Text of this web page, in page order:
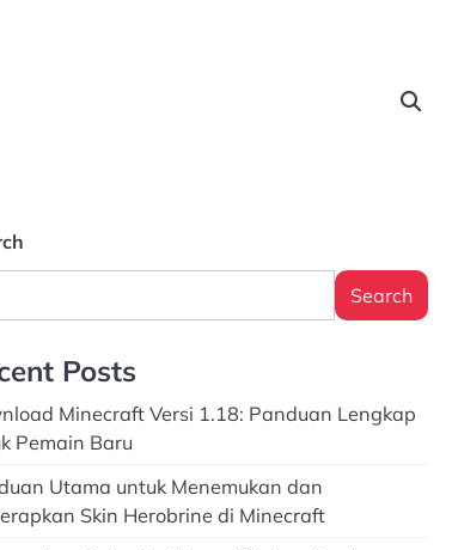
Search
Posts
Minecraft Versi 1.18: Panduan Lengkap
Pemain Baru
Utama untuk Menemukan dan
Skin Herobrine di Minecraft